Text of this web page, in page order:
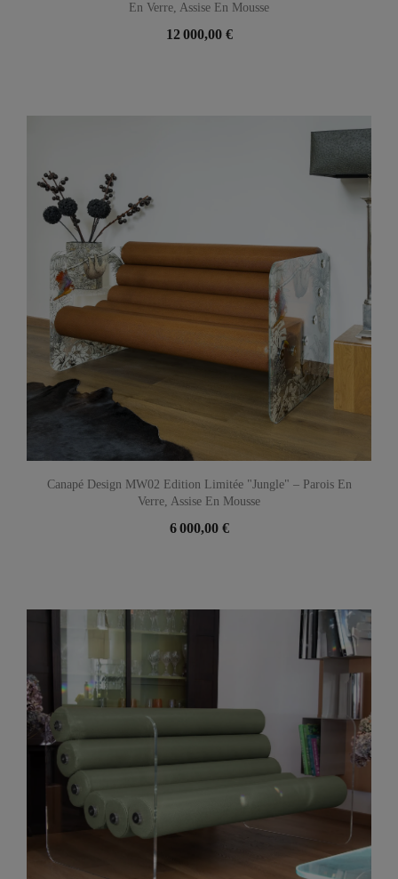
En Verre, Assise En Mousse
12 000,00 €
Canapé Design MW02 Edition Limitée "Jungle" – Parois En
Verre, Assise En Mousse
6 000,00 €